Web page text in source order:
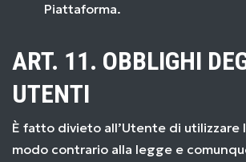
Piattaforma.
ART. 11. OBBLIGHI
UTENTI
È fatto divieto all’Utente di utilizzare
modo contrario alla legge e